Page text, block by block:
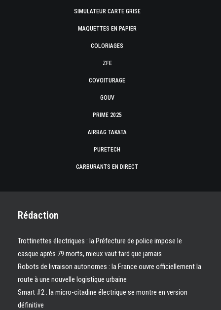
SIMULATEUR CARTE GRISE
MAQUETTES EN PAPIER
COLORIAGES
ZFE
COVOITURAGE
GOUV
PRIME 2025
AIRBAG TAKATA
PURETECH
CARBURANTS EN DIRECT
Rédaction
Trottinettes électriques : la Préfecture de police impose le
casque après 79 morts, mieux vaut tard que jamais
Robots de livraison autonomes : la France ouvre officiellement la
route à une nouvelle logistique urbaine
Smart #2 : la micro-citadine électrique se montre en version
définitive